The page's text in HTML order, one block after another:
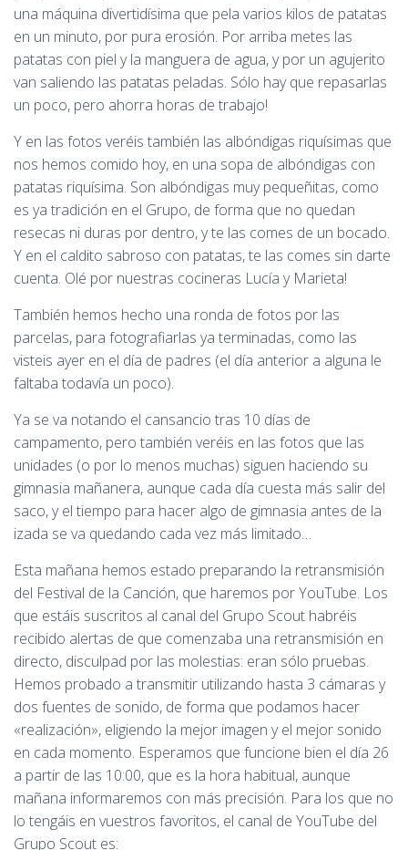
una máquina divertidísima que pela varios kilos de patatas
en un minuto, por pura erosión. Por arriba metes las
patatas con piel y la manguera de agua, y por un agujerito
van saliendo las patatas peladas. Sólo hay que repasarlas
un poco, pero ahorra horas de trabajo!
Y en las fotos veréis también las albóndigas riquísimas que
nos hemos comido hoy, en una sopa de albóndigas con
patatas riquísima. Son albóndigas muy pequeñitas, como
es ya tradición en el Grupo, de forma que no quedan
resecas ni duras por dentro, y te las comes de un bocado.
Y en el caldito sabroso con patatas, te las comes sin darte
cuenta. Olé por nuestras cocineras Lucía y Marieta!
También hemos hecho una ronda de fotos por las
parcelas, para fotografiarlas ya terminadas, como las
visteis ayer en el día de padres (el día anterior a alguna le
faltaba todavía un poco).
Ya se va notando el cansancio tras 10 días de
campamento, pero también veréis en las fotos que las
unidades (o por lo menos muchas) siguen haciendo su
gimnasia mañanera, aunque cada día cuesta más salir del
saco, y el tiempo para hacer algo de gimnasia antes de la
izada se va quedando cada vez más limitado…
Esta mañana hemos estado preparando la retransmisión
del Festival de la Canción, que haremos por YouTube. Los
que estáis suscritos al canal del Grupo Scout habréis
recibido alertas de que comenzaba una retransmisión en
directo, disculpad por las molestias: eran sólo pruebas.
Hemos probado a transmitir utilizando hasta 3 cámaras y
dos fuentes de sonido, de forma que podamos hacer
«realización», eligiendo la mejor imagen y el mejor sonido
en cada momento. Esperamos que funcione bien el día 26
a partir de las 10:00, que es la hora habitual, aunque
mañana informaremos con más precisión. Para los que no
lo tengáis en vuestros favoritos, el canal de YouTube del
Grupo Scout es: